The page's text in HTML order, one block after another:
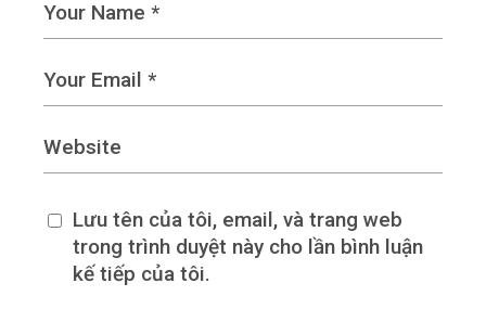
Lưu tên của tôi, email, và trang web
trong trình duyệt này cho lần bình luận
kế tiếp của tôi.